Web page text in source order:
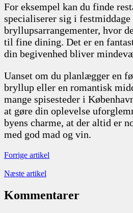
For eksempel kan du finde
specialiserer sig i festmiddage
bryllupsarrangementer, hvor
til fine dining. Det er en
din begivenhed bliver
Uanset om du planlægger en
bryllup eller en romantisk
mange spisesteder i
at gøre din oplevelse
byens charme, at der altid er
med god mad og vin.
Forrige artikel
Næste artikel
Kommentarer